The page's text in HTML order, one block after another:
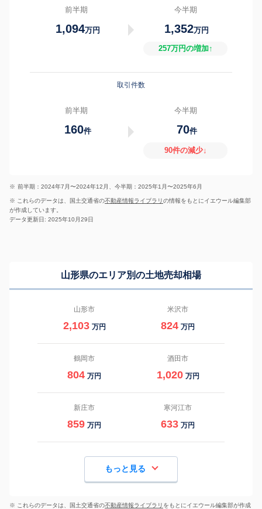
前半期
1,094万円
今半期
1,352万円
257万円の増加↑
取引件数
前半期
160件
今半期
70件
90件の減少↓
※ 前半期：2024年7月〜2024年12月、今半期：2025年1月〜2025年6月
※ これらのデータは、国土交通省の不動産情報ライブラリの情報をもとにイエウール編集部
が作成しています。
データ更新日: 2025年10月29日
山形県のエリア別の土地売却相場
山形市
2,103 万円
米沢市
824 万円
鶴岡市
804 万円
酒田市
1,020 万円
新庄市
859 万円
寒河江市
633 万円
もっと見る
※ これらのデータは、国土交通省の不動産情報ライブラリ をもとにイエウール編集部が作成